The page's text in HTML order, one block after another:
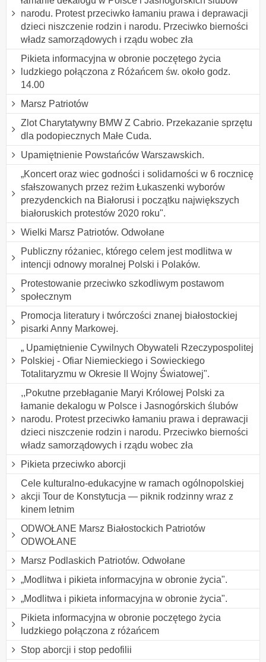
narodu. Protest przeciwko łamaniu prawa i deprawacji
dzieci niszczenie rodzin i narodu. Przeciwko bierności
władz samorządowych i rządu wobec zła
Pikieta informacyjna w obronie poczętego życia
ludzkiego połączona z Różańcem św. około godz.
14.00
Marsz Patriotów
Zlot Charytatywny BMW Z Cabrio. Przekazanie sprzętu
dla podopiecznych Małe Cuda.
Upamiętnienie Powstańców Warszawskich.
„Koncert oraz wiec godności i solidarności w 6 rocznicę
sfałszowanych przez reżim Łukaszenki wyborów
prezydenckich na Białorusi i początku największych
białoruskich protestów 2020 roku".
Wielki Marsz Patriotów. Odwołane
Publiczny różaniec, którego celem jest modlitwa w
intencji odnowy moralnej Polski i Polaków.
Protestowanie przeciwko szkodliwym postawom
społecznym
Promocja literatury i twórczości znanej białostockiej
pisarki Anny Markowej.
„ Upamiętnienie Cywilnych Obywateli Rzeczypospolitej
Polskiej - Ofiar Niemieckiego i Sowieckiego
Totalitaryzmu w Okresie II Wojny Światowej".
,,Pokutne przebłaganie Maryi Królowej Polski za
łamanie dekalogu w Polsce i Jasnogórskich ślubów
narodu. Protest przeciwko łamaniu prawa i deprawacji
dzieci niszczenie rodzin i narodu. Przeciwko bierności
władz samorządowych i rządu wobec zła
Pikieta przeciwko aborcji
Cele kulturalno-edukacyjne w ramach ogólnopolskiej
akcji Tour de Konstytucja — piknik rodzinny wraz z
kinem letnim
ODWOŁANE Marsz Białostockich Patriotów
ODWOŁANE
Marsz Podlaskich Patriotów. Odwołane
„Modlitwa i pikieta informacyjna w obronie życia".
„Modlitwa i pikieta informacyjna w obronie życia".
Pikieta informacyjna w obronie poczętego życia
ludzkiego połączona z różańcem
Stop aborcji i stop pedofilii